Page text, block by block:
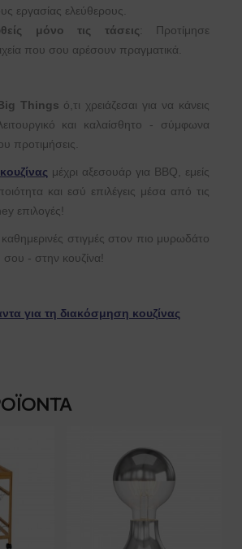
εργασίας ελεύθερους.
μόνο τις τάσεις: Προτίμησε
που σου αρέσουν πραγματικά.
Things ό,τι χρειάζεσαι για να κάνεις
και καλαίσθητο - σύμφωνα
προτιμήσεις.
μέχρι αξεσουάρ για ΒΒQ, εμείς
και εσύ επιλέγεις μέσα από τις
επιλογές!
στιγμές στον πιο μυρωδάτο
- στην κουζίνα!
για τη διακόσμηση κουζίνας